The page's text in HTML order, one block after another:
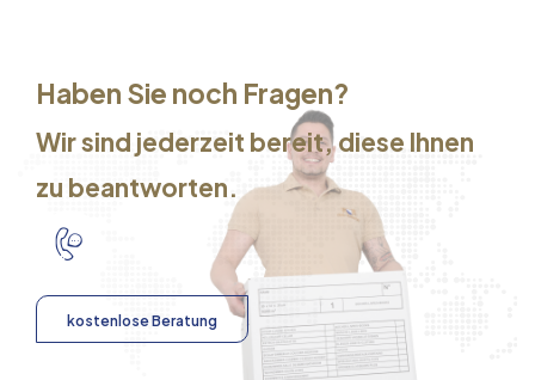
Haben Sie noch Fragen?
Wir sind jederzeit bereit, diese Ihnen
zu beantworten.
kostenlose Beratung